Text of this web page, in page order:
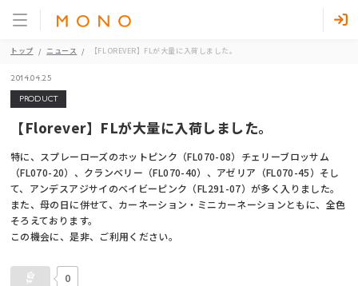
トップ ニュース 【FLOREVER】FLが大量に入荷しました。
2014.04.25
PRODUCT
【Florever】FLが大量に入荷しました。
特に、スプレーローズのホットピンク（FL070-08）チェリーブロッサム
（FL070-20）、クランベリー（FL070-40）、アゼリア（FL070-45）そし
て、アンデスアジサイのベイビーピンク（FL291-07）が多く入りました。
また、母の日に併せて、カーネーション・ミニカーネーションともに、全色
そろえております。
この機会に、是非、ご利用ください。
0